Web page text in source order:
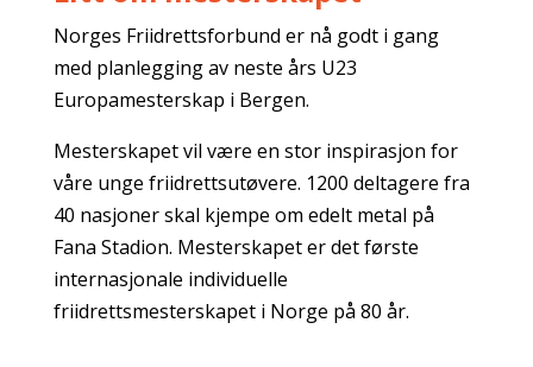
Norges Friidrettsforbund er nå godt i gang
med planlegging av neste års U23
Europamesterskap i Bergen.
Mesterskapet vil være en stor inspirasjon for
våre unge friidrettsutøvere. 1200 deltagere fra
40 nasjoner skal kjempe om edelt metal på
Fana Stadion. Mesterskapet er det første
internasjonale individuelle
friidrettsmesterskapet i Norge på 80 år.